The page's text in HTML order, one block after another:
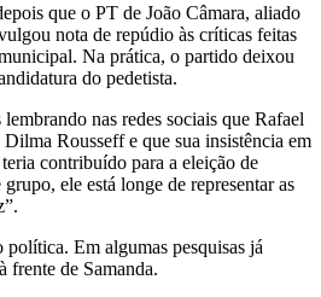
que o PT de João Câmara, aliado
nota de repúdio às críticas feitas
Na prática, o partido deixou
do pedetista.
nas redes sociais que Rafael
Rousseff e que sua insistência em
contribuído para a eleição de
ele está longe de representar as
Em algumas pesquisas já
frente de Samanda.